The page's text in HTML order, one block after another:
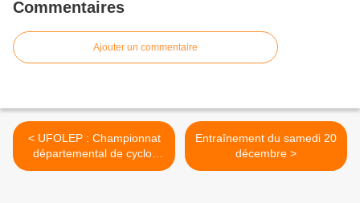
Commentaires
Ajouter un commentaire
< UFOLEP : Championnat
départemental de cyclo-
cross à Melun
Entraînement du samedi 20
décembre >